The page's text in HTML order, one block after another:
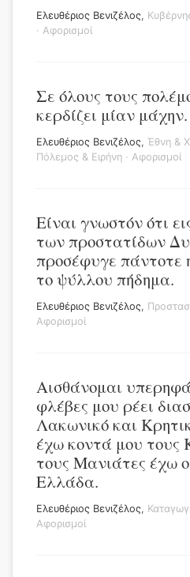
Ελευθέριος Βενιζέλος,
· Αφορισμοί
Σε όλους τους
κερδίζει μίαν
Ελευθέριος Βενιζέλος, Έθνη &
Πόλεμος & Ειρήνη · Αφορισμοί
Είναι γνωστόν ότι
των προστατίδων
προσέφυγε πάντοτε
το ψύλλου πήδημα.
Ελευθέριος Βενιζέλος,
Αφορισμοί
Αισθάνομαι
φλέβες μου ρέει
Λακωνικό και
έχω κοντά μου τους
τους Μανιάτες έχω
Ελλάδα.
Ελευθέριος Βενιζέλος,
Αφορισμοί